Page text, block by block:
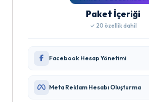
Paket İçeriği
✓ 20 özellik dahil
Facebook Hesap Yönetimi
Meta Reklam Hesabı Oluşturma